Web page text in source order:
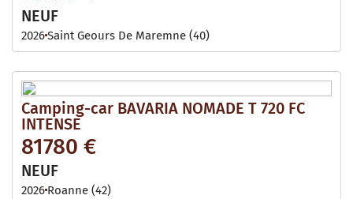
NEUF
2026Saint Geours De Maremne (40)
Camping-car BAVARIA NOMADE T 720 FC
INTENSE
81780 €
NEUF
2026 Roanne (42)